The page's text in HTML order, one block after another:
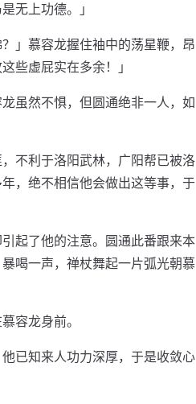
无上功德。」
」慕容龙握住袖中的荡星鞭，昂
些虚屁实在多余！」
虽然不惧，但圆通绝非一人，如
不利于洛阳武林，广阳帮已被洛
，绝不相信他会做出这等事，于
起了他的注意。圆通此番跟来本
喝一声，禅杖舞起一片弧光朝慕
容龙身前。
已知来人功力深厚，于是收敛心